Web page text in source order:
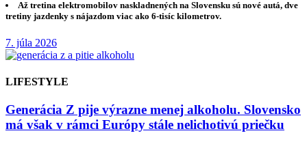
Až tretina elektromobilov naskladnených na Slovensku sú nové autá, dve
tretiny jazdenky s nájazdom viac ako 6-tisíc kilometrov.
7. júla 2026
LIFESTYLE
Generácia Z pije výrazne menej alkoholu. Slovensko
má však v rámci Európy stále nelichotivú priečku